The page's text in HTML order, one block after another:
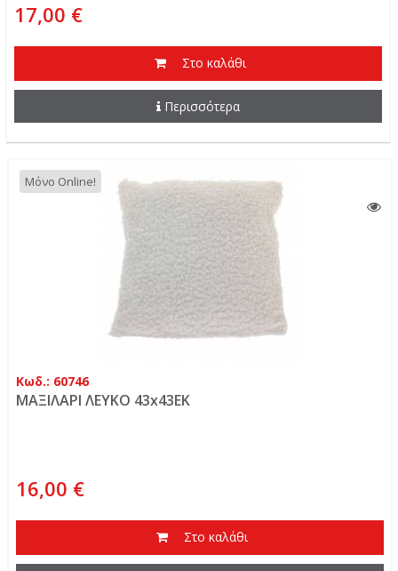
17,00 €
Στο καλάθι
Περισσότερα
Μόνο Online!
Κωδ.: 60746
ΜΑΞΙΛΑΡΙ ΛΕΥΚΟ 43x43EK
16,00 €
Στο καλάθι